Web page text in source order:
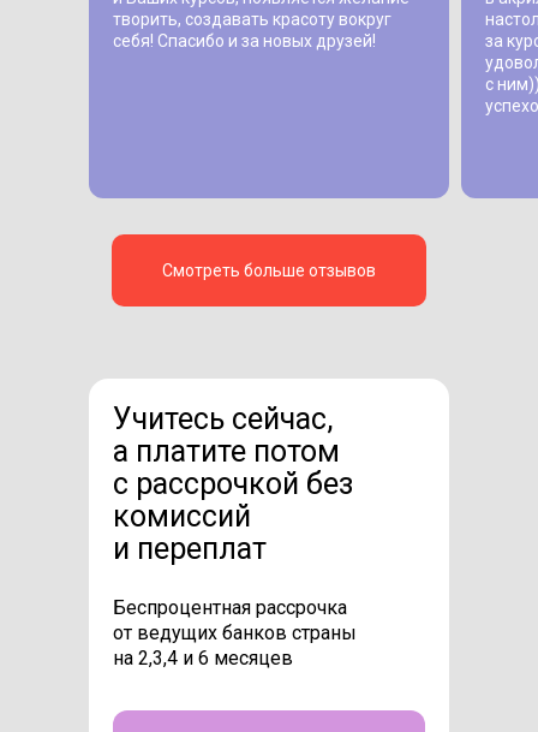
за
с
творить, создавать красоту вокруг
себя! Спасибо и за новых друзей!
Смотреть больше отзывов
Учитесь сейчас,
а платите потом
с рассрочкой без
комиссий
и переплат
Беспроцентная рассрочка
от ведущих банков страны
на 2,3,4 и 6 месяцев